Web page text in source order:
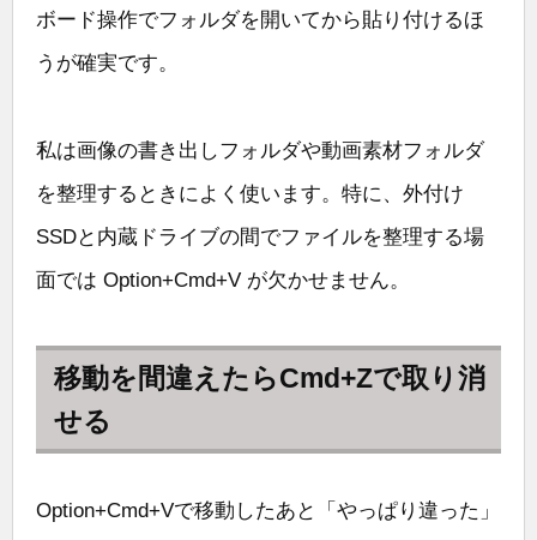
ボード操作でフォルダを開いてから貼り付けるほ
うが確実です。
私は画像の書き出しフォルダや動画素材フォルダ
を整理するときによく使います。特に、外付け
SSDと内蔵ドライブの間でファイルを整理する場
面では Option+Cmd+V が欠かせません。
移動を間違えたらCmd+Zで取り消
せる
Option+Cmd+Vで移動したあと「やっぱり違った」